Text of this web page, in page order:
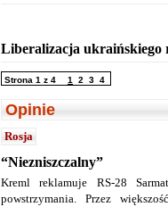
Liberalizacja ukraińskiego
Strona 1 z 4 1 2 3 4
Opinie
Rosja
“Niezniszczalny”
Kreml reklamuje RS-28
powstrzymania. Przez